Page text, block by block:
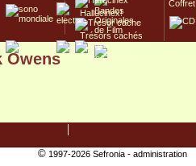
Hallucinex!
Trésors cachés
Culte/Collector
Coffret
Owens
©1997-2026 Sefronia - administration